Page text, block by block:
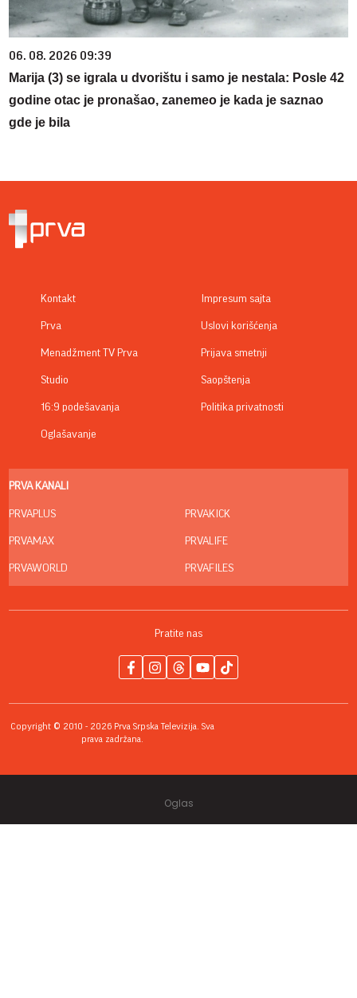
06. 08. 2026 09:39
Marija (3) se igrala u dvorištu i samo je nestala: Posle 42
godine otac je pronašao, zanemeo je kada je saznao
gde je bila
Kontakt
Prva
Menadžment TV Prva
Studio
16:9 podešavanja
Oglašavanje
Impresum sajta
Uslovi korišćenja
Prijava smetnji
Saopštenja
Politika privatnosti
PRVA KANALI
PRVAPLUS
PRVAMAX
PRVAWORLD
PRVAKICK
PRVALIFE
PRVAFILES
Pratite nas
Copyright © 2010 - 2026 Prva Srpska Televizija. Sva
prava zadržana.